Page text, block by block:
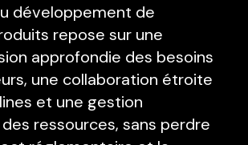
développement de
repose sur une
approfondie des besoins
une collaboration étroite
et une gestion
ressources, sans perdre